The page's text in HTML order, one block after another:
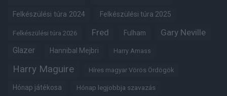
Felkészülési túra 2024 Felkészülési túra 2025
Felkészülési túra 2026 Fred Fulham Gary Neville
Glazer Hannibal Mejbri Harry Amass
Harry Maguire Híres magyar Vörös Ördögök
Hónap játékosa Hónap legjobbja szavazás